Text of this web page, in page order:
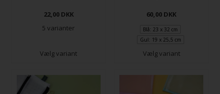
22,00 DKK
5 varianter
Vælg variant
60,00 DKK
Blå: 23 x 32 cm
Gul: 19 x 25,5 cm
Vælg variant